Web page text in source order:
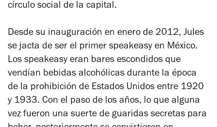
círculo social de la capital.
Desde su inauguración en enero de 2012, Jules
se jacta de ser el primer speakeasyen México.
Los speakeasyeran bares escondidos que
vendían bebidas alcohólicas durante la época
de la prohibición de Estados Unidos entre 1920
y 1933. Con el paso de los años, lo que alguna
vez fueron una suerte de guaridas secretas para